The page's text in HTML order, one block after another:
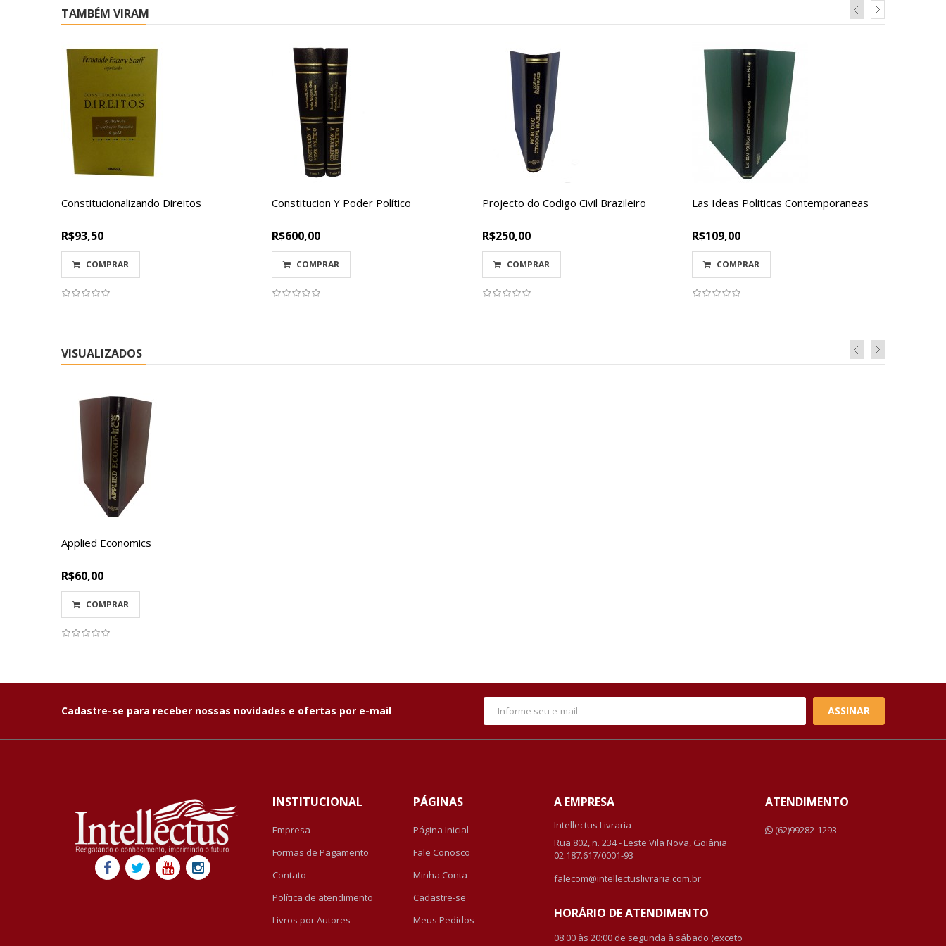
TAMBÉM VIRAM
Constitucionalizando Direitos
R$93,50
COMPRAR
Constitucion Y Poder Político
R$600,00
COMPRAR
Projecto do Codigo Civil Brazileiro
R$250,00
COMPRAR
Las Ideas Politicas Contemporaneas
R$109,00
COMPRAR
VISUALIZADOS
Applied Economics
R$60,00
COMPRAR
Cadastre-se para receber nossas novidades e ofertas por e-mail ASSINAR
INSTITUCIONAL
Empresa
Formas de Pagamento
Contato
Política de atendimento
Livros por Autores
PÁGINAS
Página Inicial
Fale Conosco
Minha Conta
Cadastre-se
Meus Pedidos
A EMPRESA
Intellectus Livraria
Rua 802, n. 234 - Leste Vila Nova, Goiânia
02.187.617/0001-93
falecom@intellectuslivraria.com.br
HORÁRIO DE ATENDIMENTO
08:00 às 20:00 de segunda à sábado (exceto
ATENDIMENTO
(62)99282-1293